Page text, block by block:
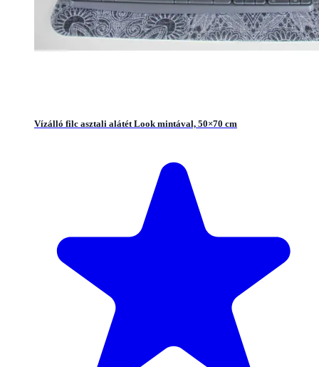
Vízálló filc asztali alátét Look mintával, 50×70 cm